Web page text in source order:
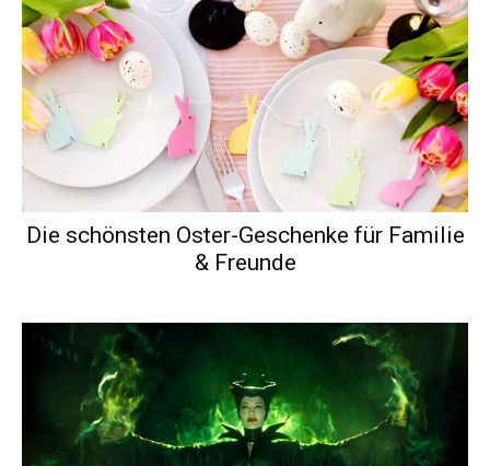
Die schönsten Oster-Geschenke für Familie
& Freunde